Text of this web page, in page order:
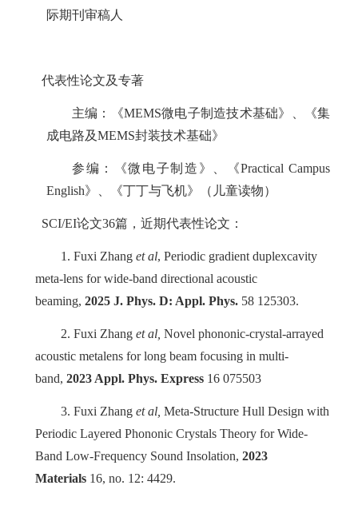
际期刊审稿人
代表性论文及专著
主编：《MEMS微电子制造技术基础》、《集
成电路及MEMS封装技术基础》
参编：《微电子制造》、《Practical Campus
English》、《丁丁与飞机》（儿童读物）
SCI/EI论文36篇，近期代表性论文：
1. Fuxi Zhang et al, Periodic gradient duplexcavity
meta-lens for wide-band directional acoustic
beaming, 2025 J. Phys. D: Appl. Phys. 58 125303.
2. Fuxi Zhang et al, Novel phononic-crystal-arrayed
acoustic metalens for long beam focusing in multi-
band, 2023 Appl. Phys. Express 16 075503
3. Fuxi Zhang et al, Meta-Structure Hull Design with
Periodic Layered Phononic Crystals Theory for Wide-
Band Low-Frequency Sound Insolation, 2023
Materials 16, no. 12: 4429.